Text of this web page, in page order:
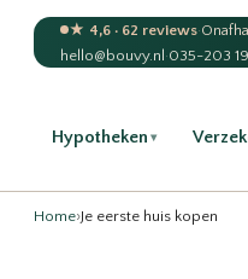
★ 4,6 · 62 reviews·
hello@bouvy.nl·035-203
Hypotheken ▾
Home›Je eerste huis kopen